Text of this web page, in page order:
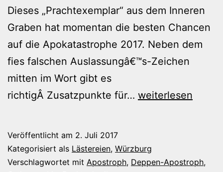
Dieses „Prachtexemplar“ aus dem Inneren
Graben hat momentan die besten Chancen
auf die Apokatastrophe 2017. Neben dem
fies falschen Auslassungâ€™s-Zeichen
mitten im Wort gibt es
richtigÂ Zusatzpunkte für… „Eklatanteâ€™r
weiterlesen
Veröffentlicht am 2. Juli 2017
Kategorisiert als Lästereien, Würzburg
Verschlagwortet mit Apostroph, Deppen-Apostroph,